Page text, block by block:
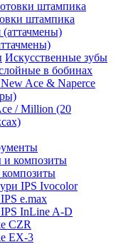
штампика
Искусственные зубы
в бобинах
Ace & Naperce
/ Million (20
IPS Ivocolor
e.max
InLine A-D
CZR
EX-3